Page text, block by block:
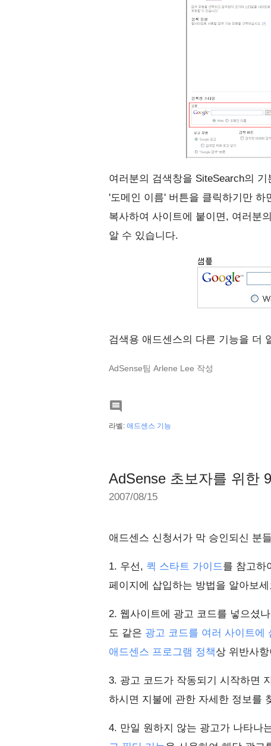
여러분의 검색창을 SiteSearch의
'도메인 이름' 버튼을 클릭하기만
복사하여 사이트에 붙이면, 여러분
알 수 있습니다.
검색용 애드센스의 다른 기능을 더
AdSense팀 Arlene Lee 작성

라벨: 애드센스 기능
AdSense 초보자를 위한
2007/08/15
애드센스 신청서가 막 승인되신 분
1. 우선, 퀵 스타트 가이드를 참고하
페이지에 삽입하는 방법을 알아보세
2. 웹사이트에 광고 코드를 넣으셨
도 같은 광고 코드를 여러 사이트에
애드센스 프로그램 정책상 위반사
3. 광고 코드가 작동되기 시작하면
하시면 지불에 관한 자세한 정보를
4. 만일 원하지 않는 광고가 나타나